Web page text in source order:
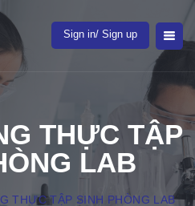
Sign in/ Sign up
THỰC TẬP
LAB
THỰC TẬP SINH PHÒNG LAB